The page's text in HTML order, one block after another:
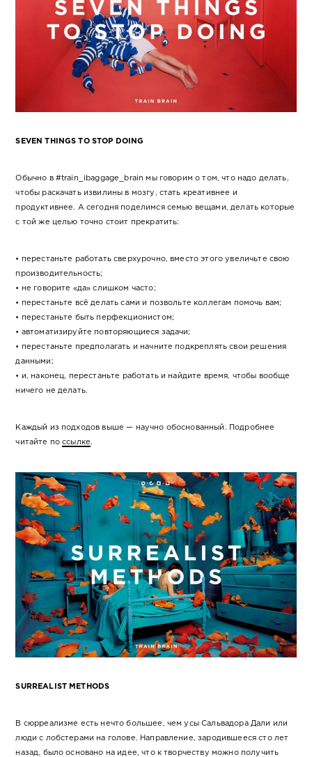
SEVEN THINGS TO STOP DOING
Обычно в #train_ibaggage_brain мы говорим о том, что надо делать,
чтобы раскачать извилины в мозгу, стать креативнее и
продуктивнее. А сегодня поделимся семью вещами, делать которые
с той же целью точно стоит прекратить:
• перестаньте работать сверхурочно, вместо этого увеличьте свою
производительность;
• не говорите «да» слишком часто;
• перестаньте всё делать сами и позвольте коллегам помочь вам;
• перестаньте быть перфекционистом;
• автоматизируйте повторяющиеся задачи;
• перестаньте предполагать и начните подкреплять свои решения
данными;
• и, наконец, перестаньте работать и найдите время, чтобы вообще
ничего не делать.
Каждый из подходов выше — научно обоснованный. Подробнее
читайте поссылке .
SURREALIST METHODS
В сюрреализме есть нечто большее, чем усы Сальвадора Дали или
люди с лобстерами на голове. Направление, зародившееся сто лет
назад, было основано на идее, что к творчеству можно получить